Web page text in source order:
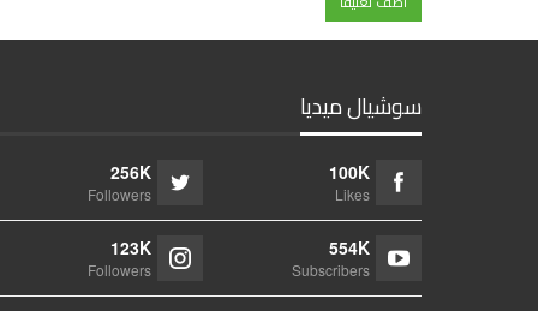
سوشيال ميديا
100K
Likes
256K
Followers
554K
Subscribers
123K
Followers